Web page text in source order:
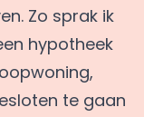
Zo sprak ik
hypotheek
te gaan